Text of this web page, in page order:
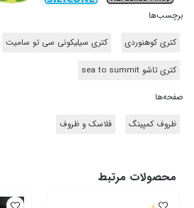
برچسب‌ها
کتری کوهنوردی کتری سیلیکونی سی تو سامیت
کتری تاشو sea to summit
صفحه‌ها
ظروف کمپینگ فلاسک و ظروف
محصولات مرتبط